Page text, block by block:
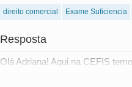
direito comercial Exame Suficiencia
Resposta
Olá Adriana! Aqui na CEFIS